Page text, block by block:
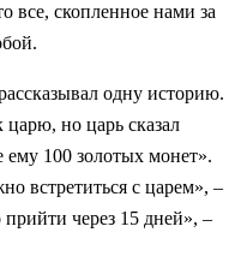
все, скопленное нами за
одну историю.
но царь сказал
100 золотых монет».
встретиться с царем», –
через 15 дней», –